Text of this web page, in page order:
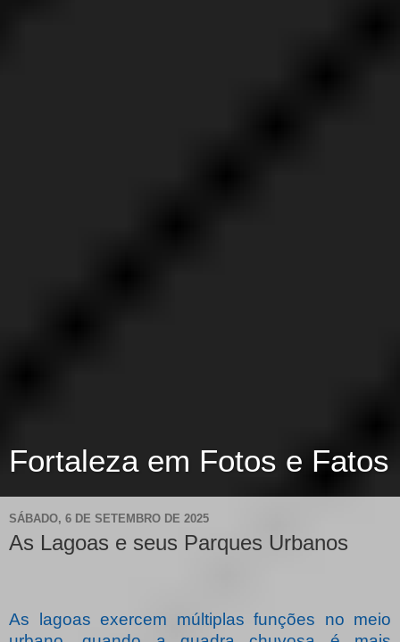
Fortaleza em Fotos e Fatos
SÁBADO, 6 DE SETEMBRO DE 2025
As Lagoas e seus Parques Urbanos
As lagoas exercem múltiplas funções no meio